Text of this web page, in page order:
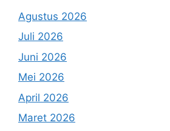
Agustus 2026
Juli 2026
Juni 2026
Mei 2026
April 2026
Maret 2026